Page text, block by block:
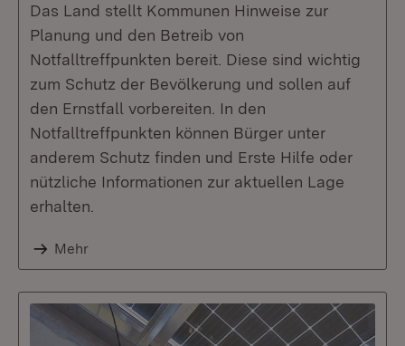
Das Land stellt Kommunen Hinweise zur
Planung und den Betreib von
Notfalltreffpunkten bereit. Diese sind wichtig
zum Schutz der Bevölkerung und sollen auf
den Ernstfall vorbereiten. In den
Notfalltreffpunkten können Bürger unter
anderem Schutz finden und Erste Hilfe oder
nützliche Informationen zur aktuellen Lage
erhalten.
Mehr